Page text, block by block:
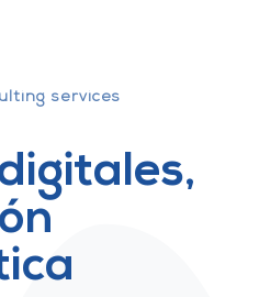
services